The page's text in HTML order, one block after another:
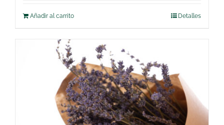
Añadir al carrito Detalles